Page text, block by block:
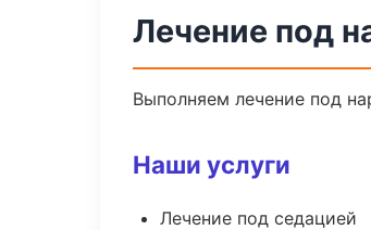
Лечение под
Выполняем лечение под
Наши услуги
Лечение под седацией